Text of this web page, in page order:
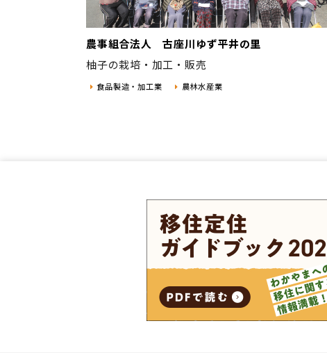
農事組合法人 古座川ゆず平井の里
柚子の栽培・加工・販売
食品製造・加工業 農林水産業